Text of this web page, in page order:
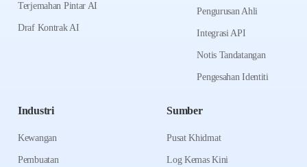
Terjemahan Pintar AI
Draf Kontrak AI
Pengurusan Ahli
Integrasi API
Notis Tandatangan
Pengesahan Identiti
Industri
Kewangan
Pembuatan
Sumber
Pusat Khidmat
Log Kemas Kini